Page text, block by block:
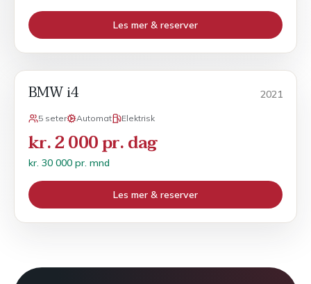
Les mer & reserver
BMW i4 2021
5 seter Automat Elektrisk
kr. 2 000 pr. dag
kr. 30 000 pr. mnd
Les mer & reserver